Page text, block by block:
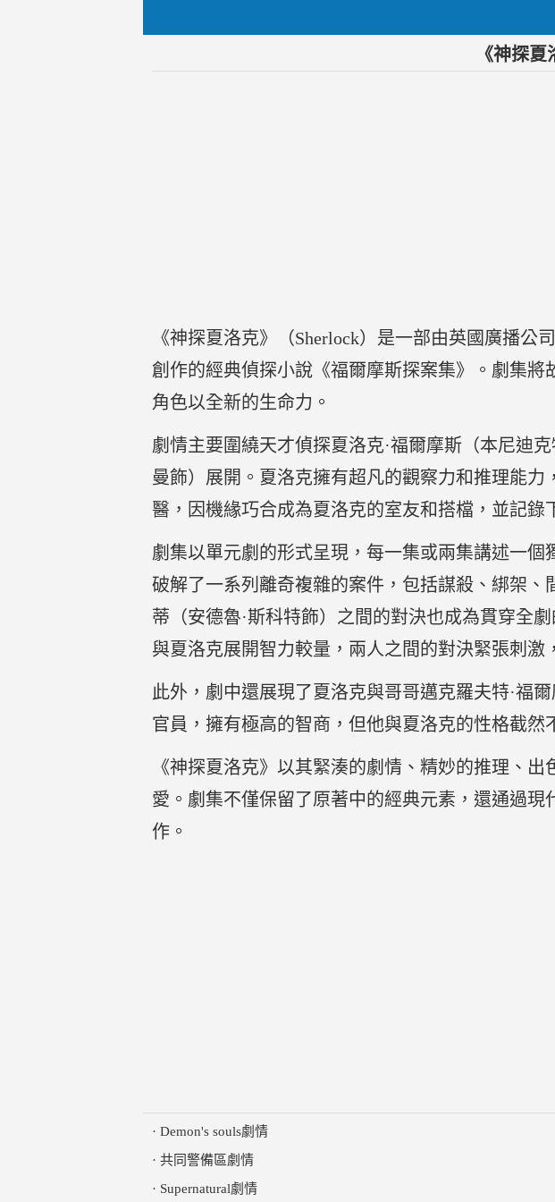
《神探
《神探夏洛克》（Sherlock）是一部由英國廣播公
創作的經典偵探小說《福爾摩斯探案集》。劇集
角色以全新的生命力。
劇情主要圍繞天才偵探夏洛克·福爾摩斯（本尼迪
曼飾）展開。夏洛克擁有超凡的觀察力和推理能
醫，因機緣巧合成為夏洛克的室友和搭檔，並記錄
劇集以單元劇的形式呈現，每一集或兩集講述一
破解了一系列離奇複雜的案件，包括謀殺、綁架
蒂（安德魯·斯科特飾）之間的對決也成為貫穿全
與夏洛克展開智力較量，兩人之間的對決緊張刺激
此外，劇中還展現了夏洛克與哥哥邁克羅夫特·福
官員，擁有極高的智商，但他與夏洛克的性格截然
《神探夏洛克》以其緊湊的劇情、精妙的推理、
愛。劇集不僅保留了原著中的經典元素，還通過
作。
· Demon's souls劇情
· 共同警備區劇情
· Supernatural劇情